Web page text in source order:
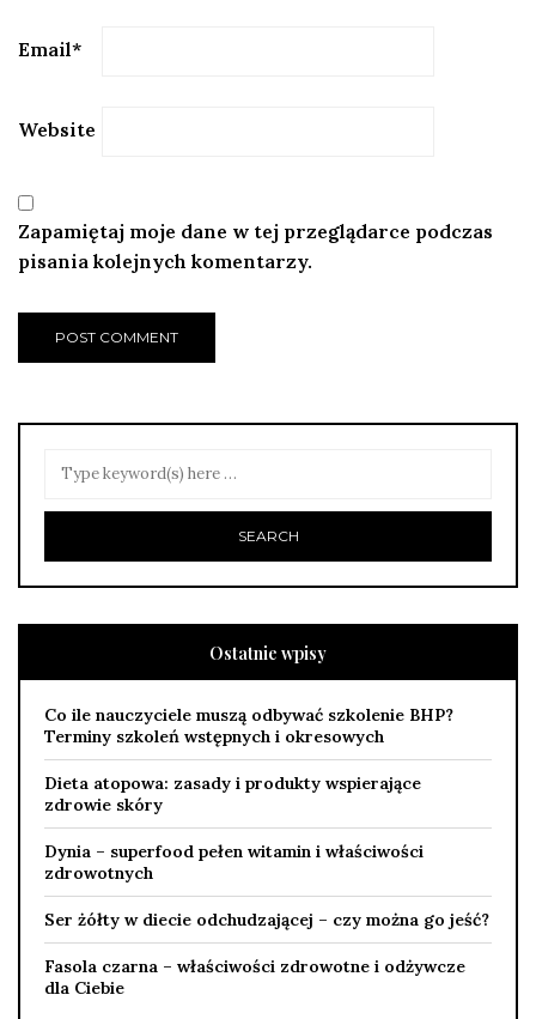
Email*
Website
Zapamiętaj moje dane w tej przeglądarce podczas
pisania kolejnych komentarzy.
Ostatnie wpisy
Co ile nauczyciele muszą odbywać szkolenie BHP?
Terminy szkoleń wstępnych i okresowych
Dieta atopowa: zasady i produkty wspierające
zdrowie skóry
Dynia – superfood pełen witamin i właściwości
zdrowotnych
Ser żółty w diecie odchudzającej – czy można go jeść?
Fasola czarna – właściwości zdrowotne i odżywcze
dla Ciebie